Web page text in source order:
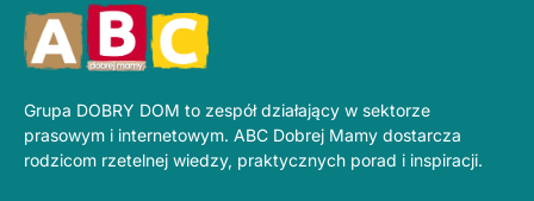
Grupa DOBRY DOM to zespół działający w sektorze
prasowym i internetowym. ABC Dobrej Mamy dostarcza
rodzicom rzetelnej wiedzy, praktycznych porad i inspiracji.